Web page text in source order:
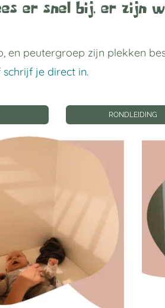
links
Utrecht
er snel bij, er zijn
en peutergroep zijn plekken
schrijf je direct in.
RONDLEIDING